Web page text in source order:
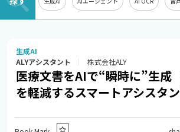
生成AI
ALYアシスタント
株式会社ALY
医療文書をAIで“瞬時に”生
を軽減するスマートアシスタ